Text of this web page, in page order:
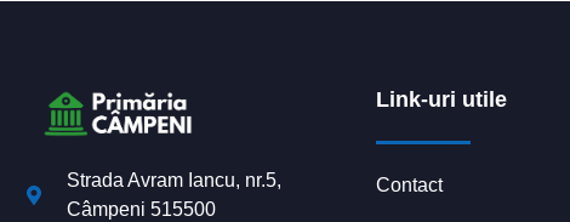
Strada Avram Iancu, nr.5,
Câmpeni 515500
Link-uri utile
Contact